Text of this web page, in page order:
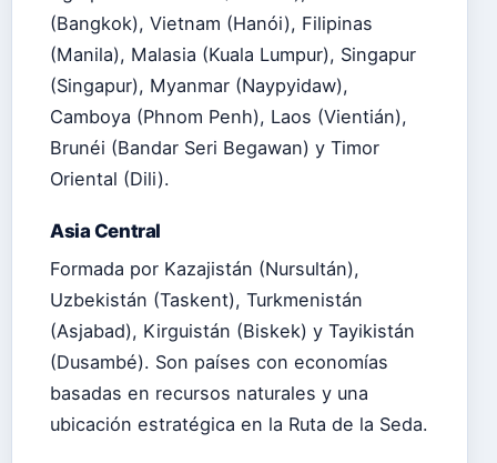
(Bangkok), Vietnam (Hanói), Filipinas
(Manila), Malasia (Kuala Lumpur), Singapur
(Singapur), Myanmar (Naypyidaw),
Camboya (Phnom Penh), Laos (Vientián),
Brunéi (Bandar Seri Begawan) y Timor
Oriental (Dili).
Asia Central
Formada por Kazajistán (Nursultán),
Uzbekistán (Taskent), Turkmenistán
(Asjabad), Kirguistán (Biskek) y Tayikistán
(Dusambé). Son países con economías
basadas en recursos naturales y una
ubicación estratégica en la Ruta de la Seda.